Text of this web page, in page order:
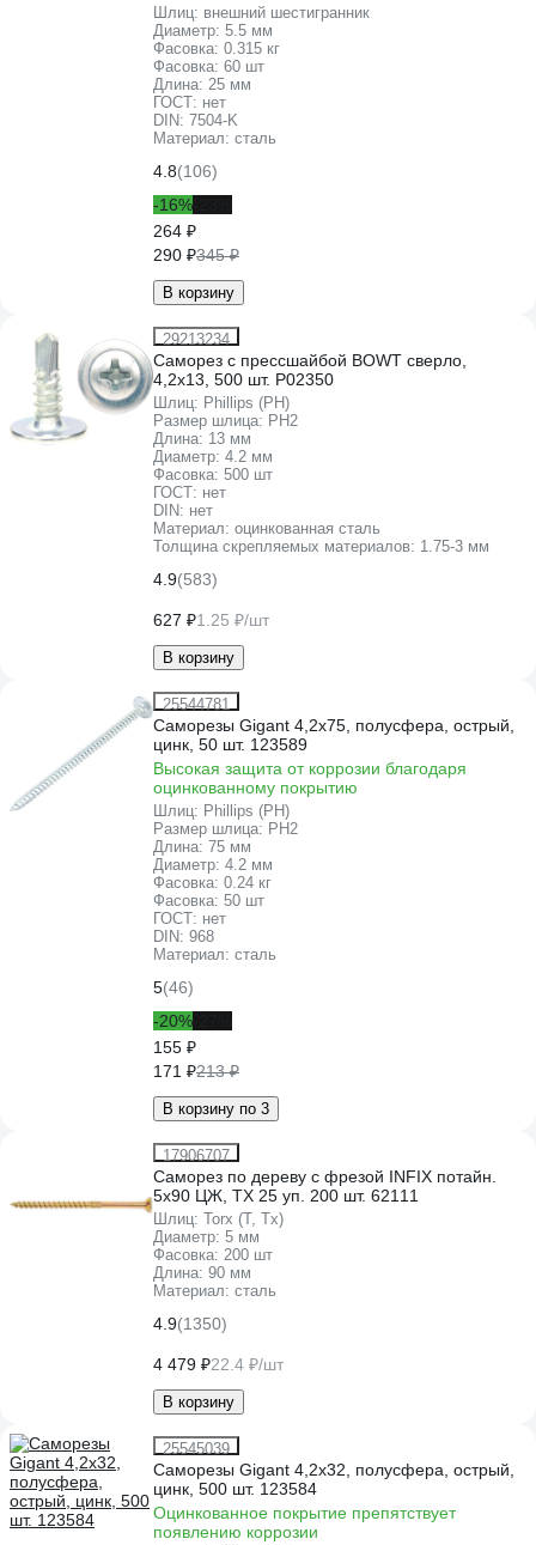
Шлиц: внешний шестигранник
Диаметр: 5.5 мм
Фасовка: 0.315 кг
Фасовка: 60 шт
Длина: 25 мм
ГОСТ: нет
DIN: 7504-K
Материал: сталь
4.8(106)
-16%
264 ₽
290 ₽345 ₽
В корзину
29213234
Саморез с прессшайбой BOWT сверло,
4,2x13, 500 шт. P02350
Шлиц: Phillips (PH)
Размер шлица: PH2
Длина: 13 мм
Диаметр: 4.2 мм
Фасовка: 500 шт
ГОСТ: нет
DIN: нет
Материал: оцинкованная сталь
Толщина скрепляемых материалов: 1.75-3 мм
4.9(583)
627 ₽1.25 ₽/шт
В корзину
25544781
Саморезы Gigant 4,2x75, полусфера, острый,
цинк, 50 шт. 123589
Высокая защита от коррозии благодаря
оцинкованному покрытию
Шлиц: Phillips (PH)
Размер шлица: PH2
Длина: 75 мм
Диаметр: 4.2 мм
Фасовка: 0.24 кг
Фасовка: 50 шт
ГОСТ: нет
DIN: 968
Материал: сталь
5(46)
-20%
155 ₽
171 ₽213 ₽
В корзину по 3
17906707
Саморез по дереву с фрезой INFIX потайн.
5х90 ЦЖ, TX 25 уп. 200 шт. 62111
Шлиц: Torx (T, Tx)
Диаметр: 5 мм
Фасовка: 200 шт
Длина: 90 мм
Материал: сталь
4.9(1350)
4 479 ₽22.4 ₽/шт
В корзину
25545039
Саморезы Gigant 4,2x32, полусфера, острый,
цинк, 500 шт. 123584
Оцинкованное покрытие препятствует
появлению коррозии